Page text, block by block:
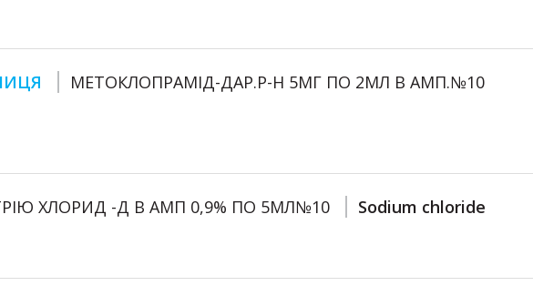
МЕТОКЛОПРАМІД-ДАР.Р-Н 5МГ ПО 2МЛ В АМП.№10
ХЛОРИД -Д В АМП 0,9% ПО 5МЛ№10 Sodium chloride